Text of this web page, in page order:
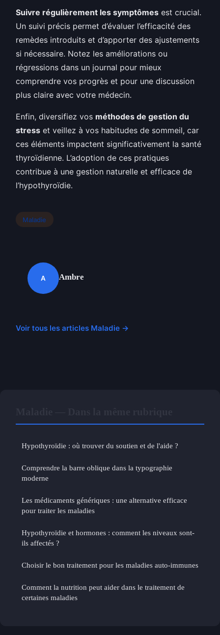
Suivre régulièrement les symptômes est crucial.
Un suivi précis permet d’évaluer l’efficacité des
remèdes introduits et d’apporter des ajustements
si nécessaire. Notez les améliorations ou
régressions dans un journal pour mieux
comprendre vos progrès et pour une discussion
plus claire avec votre médecin.
Enfin, diversifiez vos méthodes de gestion du
stress et veillez à vos habitudes de sommeil, car
ces éléments impactent significativement la santé
thyroïdienne. L’adoption de ces pratiques
contribue à une gestion naturelle et efficace de
l’hypothyroïdie.
Maladie
A Ambre
Voir tous les articles Maladie →
Hypothyroïdie : où trouver du soutien et de l'aide ?
Comprendre la barre oblique dans la typographie
moderne
Les médicaments génériques : une alternative efficace
pour traiter les maladies
Hypothyroïdie et hormones : comment les niveaux sont-
ils affectés ?
Choisir le bon traitement pour les maladies auto-immunes
Comment la nutrition peut aider dans le traitement de
certaines maladies